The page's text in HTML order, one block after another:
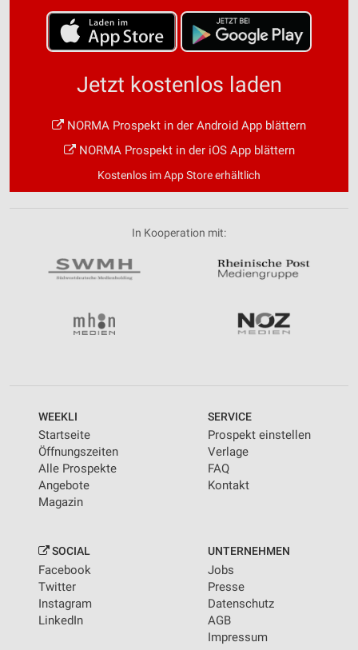
Jetzt kostenlos laden
NORMA Prospekt in der Android App blättern
NORMA Prospekt in der iOS App blättern
Kostenlos im App Store erhältlich
In Kooperation mit:
WEEKLI
Startseite
Öffnungszeiten
Alle Prospekte
Angebote
Magazin
SERVICE
Prospekt einstellen
Verlage
FAQ
Kontakt
SOCIAL
Facebook
Twitter
Instagram
LinkedIn
UNTERNEHMEN
Jobs
Presse
Datenschutz
AGB
Impressum